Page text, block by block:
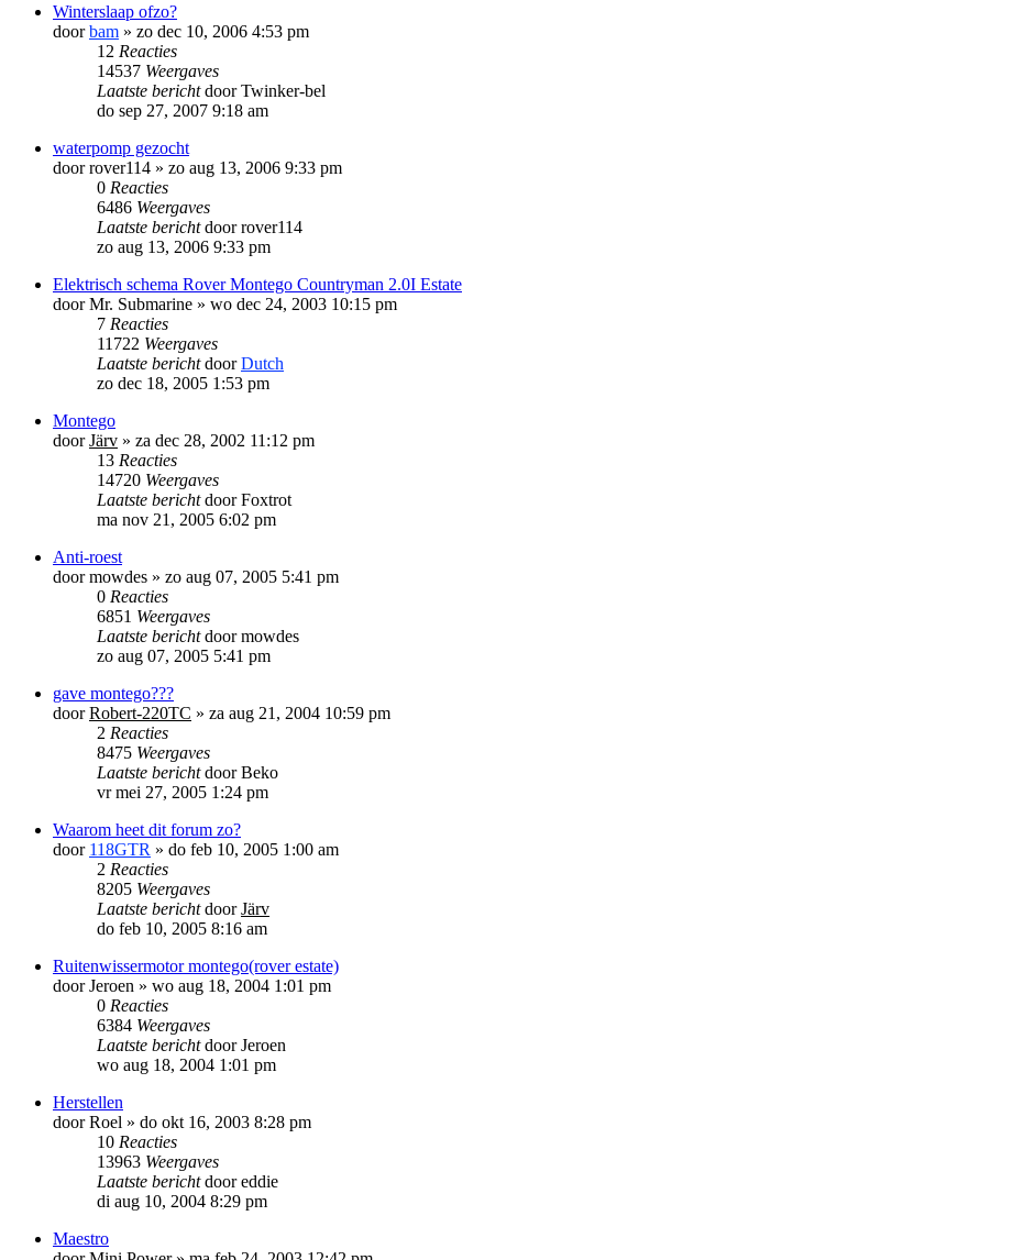
Winterslaap ofzo?
doorbam » zo dec 10, 2006 4:53 pm
12 Reacties
14537 Weergaves
Laatste berichtdoorTwinker-bel
do sep 27, 2007 9:18 am
waterpomp gezocht
doorrover114 » zo aug 13, 2006 9:33 pm
0 Reacties
6486 Weergaves
Laatste berichtdoorrover114
zo aug 13, 2006 9:33 pm
Elektrisch schema Rover Montego Countryman 2.0I Estate
doorMr. Submarine » wo dec 24, 2003 10:15 pm
7 Reacties
11722 Weergaves
Laatste berichtdoorDutch
zo dec 18, 2005 1:53 pm
Montego
doorJärv » za dec 28, 2002 11:12 pm
13 Reacties
14720 Weergaves
Laatste berichtdoorFoxtrot
ma nov 21, 2005 6:02 pm
Anti-roest
doormowdes » zo aug 07, 2005 5:41 pm
0 Reacties
6851 Weergaves
Laatste berichtdoormowdes
zo aug 07, 2005 5:41 pm
gave montego???
doorRobert-220TC » za aug 21, 2004 10:59 pm
2 Reacties
8475 Weergaves
Laatste berichtdoorBeko
vr mei 27, 2005 1:24 pm
Waarom heet dit forum zo?
door 118GTR » do feb 10, 2005 1:00 am
2 Reacties
8205 Weergaves
Laatste berichtdoorJärv
do feb 10, 2005 8:16 am
Ruitenwissermotor montego(rover estate)
doorJeroen » wo aug 18, 2004 1:01 pm
0 Reacties
6384 Weergaves
Laatste berichtdoorJeroen
wo aug 18, 2004 1:01 pm
Herstellen
doorRoel » do okt 16, 2003 8:28 pm
10 Reacties
13963 Weergaves
Laatste berichtdooreddie
di aug 10, 2004 8:29 pm
Maestro